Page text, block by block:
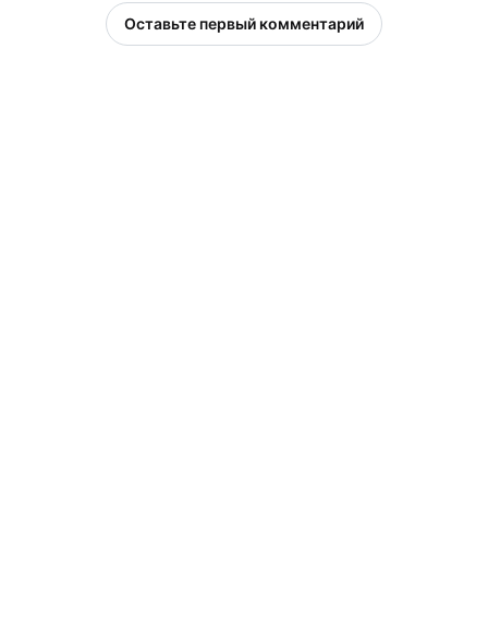
Оставьте первый комментарий